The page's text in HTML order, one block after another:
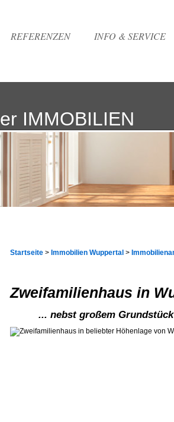
REFERENZEN INFO & SERVICE
IMMOBILIEN
Startseite > Immobilien Wuppertal >
Zweifamilienhaus in
... nebst großem